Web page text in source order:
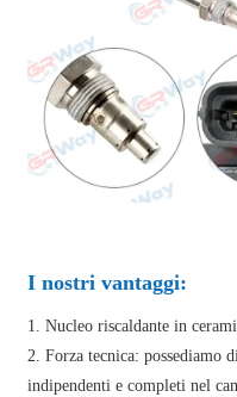
I nostri vantaggi:
1. Nucleo riscaldante in
2. Forza tecnica:
indipendenti e completi nel